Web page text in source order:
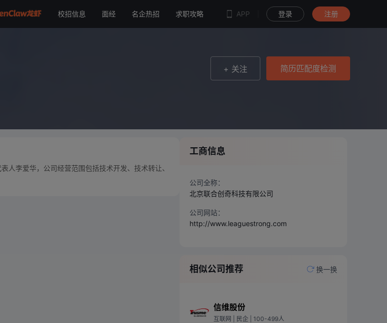
校招信息 面经 名企热招 求职攻略 APP 登录 注册
+ 关注 简历匹配度检测
人李爱华，公司经营范围包括技术开发、技术转让、
工商信息
公司全称：
北京联合创奇科技有限公司
公司网站：
http://www.leaguestrong.com
相似公司推荐 换一换
信维股份
互联网 | 民企 | 100-499人